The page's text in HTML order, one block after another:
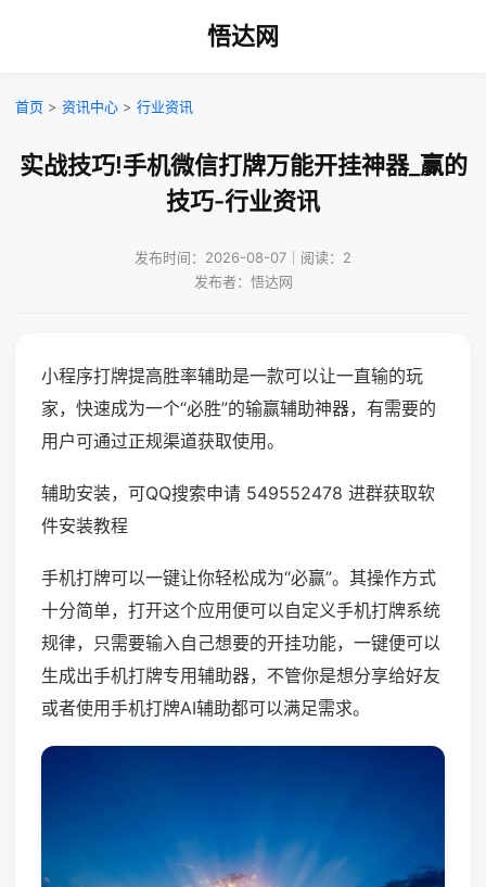
悟达网
首页 > 资讯中心 > 行业资讯
实战技巧!手机微信打牌万能开挂神器_赢的
技巧-行业资讯
发布时间：2026-08-07｜阅读：2
发布者：悟达网
小程序打牌提高胜率辅助是一款可以让一直输的玩
家，快速成为一个“必胜”的输赢辅助神器，有需要的
用户可通过正规渠道获取使用。
辅助安装，可QQ搜索申请 549552478 进群获取软
件安装教程
手机打牌可以一键让你轻松成为“必赢”。其操作方式
十分简单，打开这个应用便可以自定义手机打牌系统
规律，只需要输入自己想要的开挂功能，一键便可以
生成出手机打牌专用辅助器，不管你是想分享给好友
或者使用手机打牌AI辅助都可以满足需求。